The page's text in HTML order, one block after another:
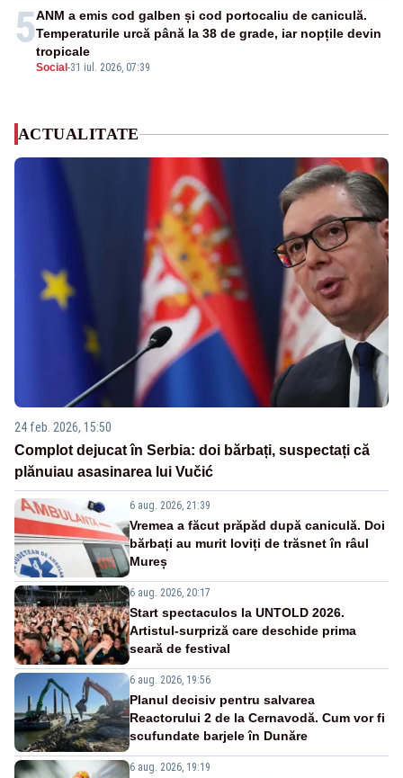
5
Social -31 iul. 2026, 07:39
ANM a emis cod galben și cod portocaliu de caniculă.
Temperaturile urcă până la 38 de grade, iar nopțile devin
tropicale
ACTUALITATE
24 feb. 2026, 15:50
Complot dejucat în Serbia: doi bărbați, suspectați că
plănuiau asasinarea lui Vučić
6 aug. 2026, 21:39
Vremea a făcut prăpăd după caniculă. Doi
bărbați au murit loviți de trăsnet în râul
Mureș
6 aug. 2026, 20:17
Start spectaculos la UNTOLD 2026.
Artistul-surpriză care deschide prima
seară de festival
6 aug. 2026, 19:56
Planul decisiv pentru salvarea
Reactorului 2 de la Cernavodă. Cum vor fi
scufundate barjele în Dunăre
6 aug. 2026, 19:19